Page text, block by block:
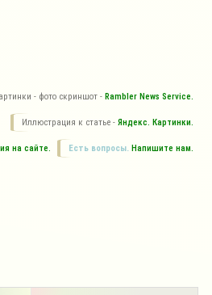
- фото скриншот - Rambler News Service.
Иллюстрация к статье - Яндекс. Картинки.
Есть вопросы. Напишите нам.
на сайте.